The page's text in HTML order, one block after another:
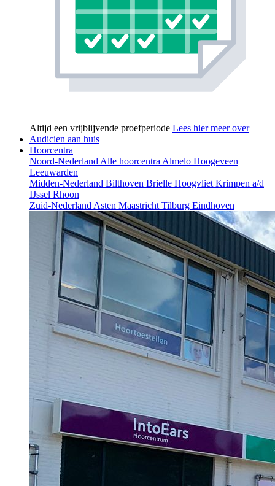
Altijd een vrijblijvende proefperiode Lees hier meer over
Audicien aan huis
Hoorcentra
Noord-Nederland Alle hoorcentra Almelo Hoogeveen
Leeuwarden
Midden-Nederland Bilthoven Brielle Hoogvliet Krimpen a/d
IJssel Rhoon
Zuid-Nederland Asten Maastricht Tilburg Eindhoven